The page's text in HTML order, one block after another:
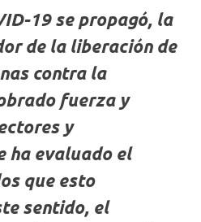
19 se propagó, la
de la liberación de
contra la
fuerza y
y
ha evaluado el
que esto
sentido, el